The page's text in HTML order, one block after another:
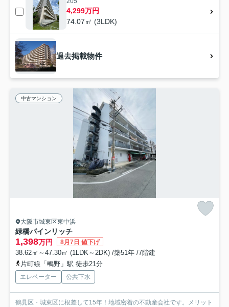
4,299万円
74.07㎡ (3LDK)
過去掲載物件
中古マンション
大阪市城東区東中浜
緑橋パインリッチ
1,398万円 8月7日 値下げ
38.62㎡～47.30㎡ (1LDK～2DK) /築51年 /7階建
片町線「鴫野」駅 徒歩21分
エレベーター 公共下水
鶴見区・城東区に根差して15年！地域密着の不動産会社です。メリット